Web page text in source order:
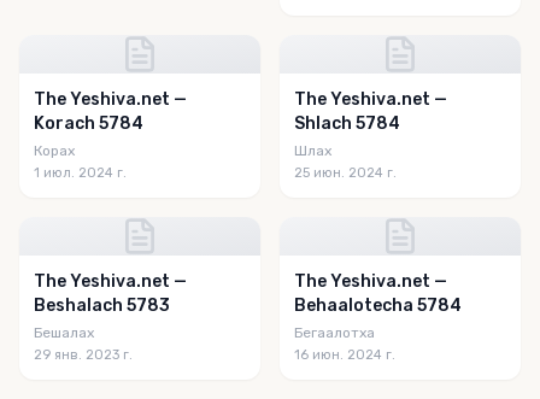
The Yeshiva.net —
Korach 5784
Корах
1 июл. 2024 г.
The Yeshiva.net —
Shlach 5784
Шлах
25 июн. 2024 г.
The Yeshiva.net —
Beshalach 5783
Бешалах
29 янв. 2023 г.
The Yeshiva.net —
Behaalotecha 5784
Бегаалотха
16 июн. 2024 г.